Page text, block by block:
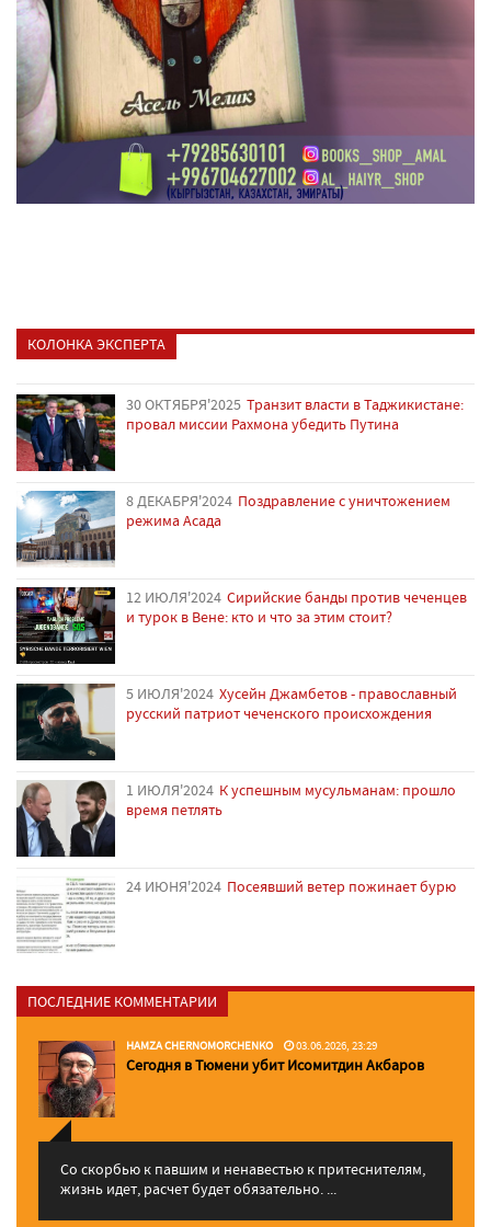
КОЛОНКА ЭКСПЕРТА
30 ОКТЯБРЯ'2025 Транзит власти в Таджикистане:
провал миссии Рахмона убедить Путина
8 ДЕКАБРЯ'2024 Поздравление с уничтожением
режима Асада
12 ИЮЛЯ'2024 Сирийские банды против чеченцев
и турок в Вене: кто и что за этим стоит?
5 ИЮЛЯ'2024 Хусейн Джамбетов - православный
русский патриот чеченского происхождения
1 ИЮЛЯ'2024 К успешным мусульманам: прошло
время петлять
24 ИЮНЯ'2024 Посеявший ветер пожинает бурю
ПОСЛЕДНИЕ КОММЕНТАРИИ
HAMZA CHERNOMORCHENKO 03.06.2026, 23:29
Сегодня в Тюмени убит Исомитдин Акбаров
Со скорбью к павшим и ненавестью к притеснителям,
жизнь идет, расчет будет обязательно. ...